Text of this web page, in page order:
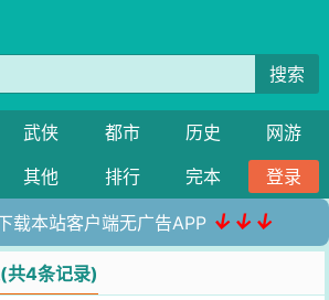
搜索
武侠 都市 历史
网游
其他 排行 完本 登录
载本站客户端无广告APP ↓↓↓
共4条记录)